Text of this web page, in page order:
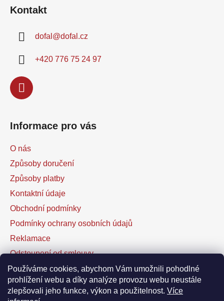
Používáme cookies, abychom Vám umožnili pohodlné
prohlížení webu a díky analýze provozu webu neustále
zlepšovali jeho funkce, výkon a použitelnost. Více
Kontakt
dofal @dofal.cz
+420 776 75 24 97
Informace pro vás
O nás
Způsoby doručení
Způsoby platby
Kontaktní údaje
Obchodní podmínky
Podmínky ochrany osobních údajů
Reklamace
Odstoupení od smlouvy
Kontaktní formulář